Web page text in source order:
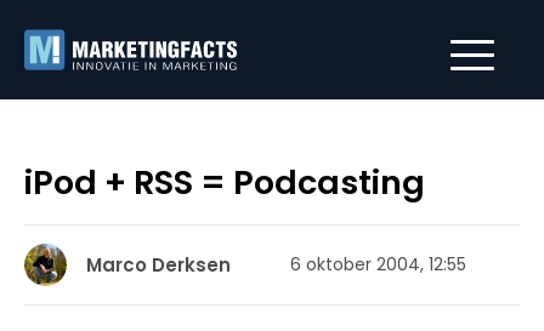
iPod + RSS = Podcasting
Marco Derksen 6 oktober 2004, 12:55